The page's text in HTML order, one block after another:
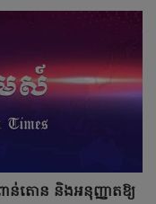
ាន់តោន និងអនុញ្ញាតឱ្យ